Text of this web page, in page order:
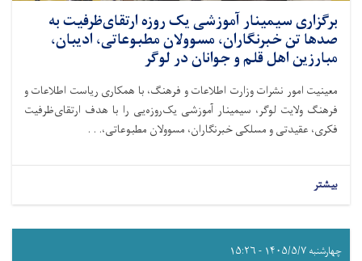
برگزاری سیمینار آموزشی یک روزه ارتقای‌ظرفیت به
صدها تن خبرنگاران، مسوولان مطبوعاتی، ادیبان،
مبارزین اهل قلم و جوانان در لوگر
معینیت امور نشرات وزارت اطلاعات و فرهنگ، با همکاری ریاست اطلاعات و
فرهنگ ولایت لوگر، سیمینار آموزشی یک‌روزه‌یی را با هدف ارتقای‌ظرفیت
فکری، عقیدتی و مسلکی خبرنگاران، مسوولان مطبوعاتی،. . .
بیشتر
چهارشنبه ۱۴۰۵/۵/۷ - ۱۵:۲۶